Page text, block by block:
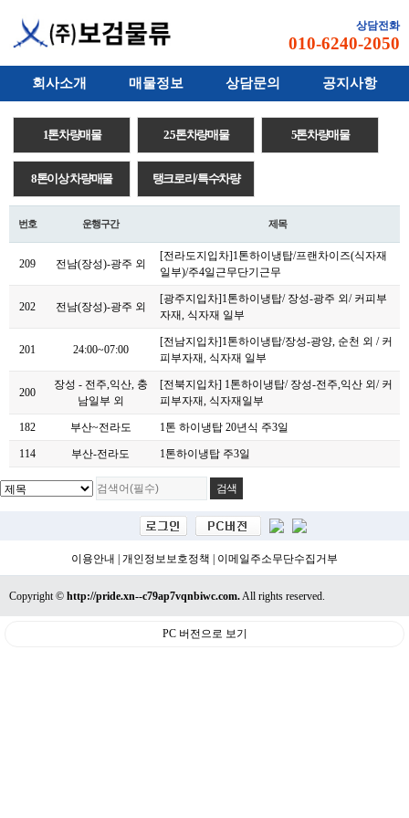
상담전화
010-6240-2050
회사소개 매물정보 상담문의 공지사항
1톤차량매물 2.5톤차량매물 5톤차량매물
8톤이상 차량매물 탱크로리/특수차량
번호 운행구간 제목
209 전남(장성)-광주 외
[전라도지입차]1톤하이냉탑/프랜차이즈(식자재
일부)/주4일근무단기근무
202 전남(장성)-광주 외
[광주지입차]1톤하이냉탑/ 장성-광주 외/ 커피부
자재, 식자재 일부
201 24:00~07:00
[전남지입차]1톤하이냉탑/장성-광양, 순천 외 / 커
피부자재, 식자재 일부
200
장성 - 전주,익산, 충
남일부 외
[전북지입차] 1톤하이냉탑/ 장성-전주,익산 외/ 커
피부자재, 식자재일부
182 부산~전라도 1톤 하이냉탑 20년식 주3일
114 부산-전라도 1톤하이냉탑 주3일
이용안내 | 개인정보보호정책 | 이메일주소무단수집거부
Copyright © http://pride.xn--c79ap7vqnbiwc.com. All rights reserved.
PC 버전으로 보기